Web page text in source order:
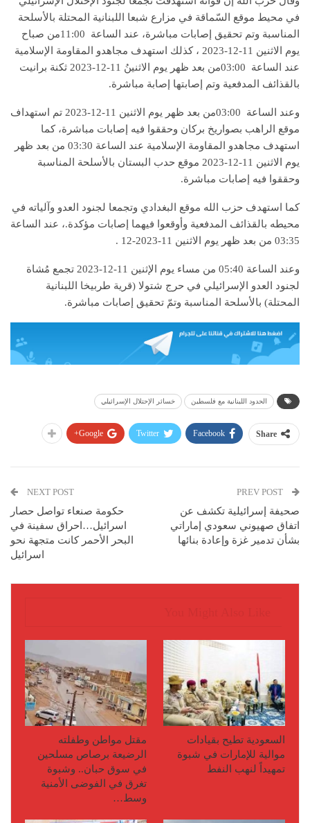
في محيط موقع السّماقة في مزارع شبعا اللبنانية المحتلة بالأسلحة
‌‏يوم الاثنين 11-12-2023 ، كذلك استهدف ‏مجاهدو المقاومة الإسلامية
عند الساعة 03:00‌‎ ‎من‎ ‎بعد ظهر‎ ‌‏يوم الاثنينُ 11-12-2023 ثكنة ‏برانيت
بالقذائف المدفعية وتم إصابتها إصابة مباشرة.‏
وعند الساعة 03:00‌‎ ‎من‎ ‎بعد ظهر‎ ‌‏يوم الاثنين 11-12-2023 تم استهداف
موقع الراهب بصواريخ بركان وحققوا فيه إصابات مباشرة، كما
‌‏يوم الاثنين 11-12-2023 موقع حدب البستان بالأسلحة المناسبة
وحققوا فيه إصابات مباشرة.‏
كما استهدف حزب الله موقع البغدادي وتجمعا لجنود العدو وآلياته في
محيطه بالقذائف المدفعية ‏وأوقعوا فيهما إصابات مؤكدة.، عند الساعة
03:35 ‌‎من‎ ‎بعد ظهر‎ ‏يوم الاثنين 11-‌‏12-2023 .
وعند الساعة 05:40 ‌‎من مساء‎ ‏يوم الإثنين 11-12-2023 تجمع مُشاة
‏لجنود العدو الإسرائيلي في حرج شتولا ‏(قرية طربيخا اللبنانية
المحتلة) بالأسلحة المناسبة وتمّ ‏تحقيق إصابات مباشرة.
الحدود اللبنانية مع فلسطين خسائر الإحتلال الإسرائيلي
Share
Facebook
Twitter
Google+
صحيفة إسرائيلية تكشف عن
اتفاق صهيوني سعودي إماراتي
بشأن تدمير غزة وإعادة بنائها
NEXT POST
حكومة صنعاء تواصل حصار
اسرائيل…احراق سفينة في
البحر الأحمر كانت متجهة نحو
اسرائيل
السعودية تطيح بقيادات
موالية للإمارات في شبوة
تمهيداً لنهب النفط
مقتل مواطن وطفلته
الرضيعة برصاص مسلحين
في سوق حبان.. وشبوة
تغرق في الفوضى الأمنية
وسط…